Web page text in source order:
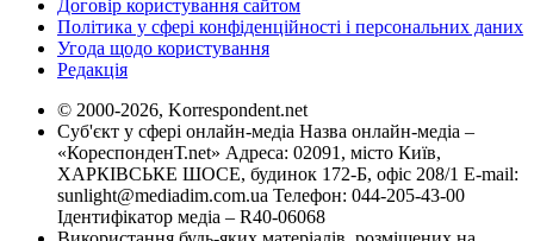
Договір користування сайтом
Політика у сфері конфіденційності і персональних даних
Угода щодо користування
Редакція
© 2000-2026, Korrespondent.net
Суб'єкт у сфері онлайн-медіа Назва онлайн-медіа –
«КореспонденТ.net» Адреса: 02091, місто Київ,
ХАРКІВСЬКЕ ШОСЕ, будинок 172-Б, офіс 208/1 E-mail:
sunlight@mediadim.com.ua Телефон: 044-205-43-00
Ідентифікатор медіа – R40-06068